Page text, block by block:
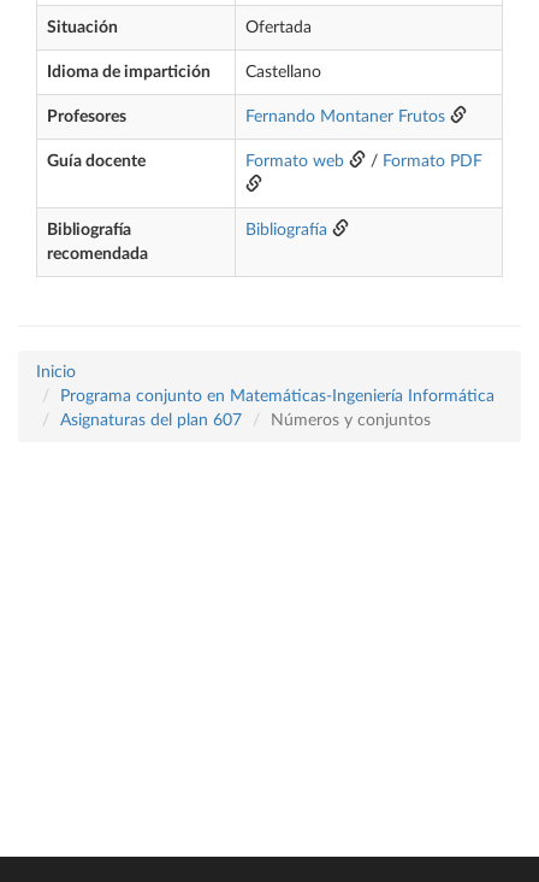
Situación Ofertada
Idioma de impartición Castellano
Profesores Fernando Montaner Frutos
Guía docente Formato web / Formato PDF
Bibliografía
recomendada
Bibliografía
Inicio
Programa conjunto en Matemáticas-Ingeniería Informática
Asignaturas del plan 607
Números y conjuntos